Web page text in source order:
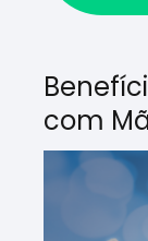
com